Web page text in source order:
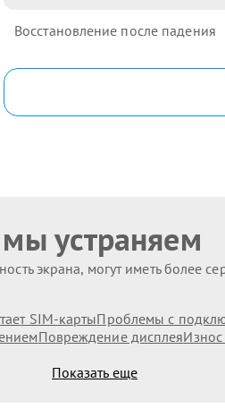
Восстановление после падения
устраняем
экрана, могут иметь более
SIM-картыПроблемы с
Повреждение дисплея
Показать еще